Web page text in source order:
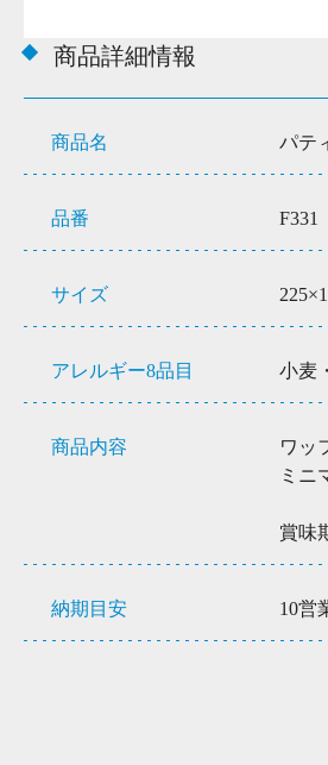
商品詳細情報
商品名 パテ
品番 F331
サイズ
アレルギー8品目 小麦
商品内容
ワッ
ミニ
賞味
納期目安 10営